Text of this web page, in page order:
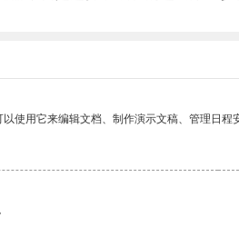
使用它来编辑文档、制作演示文稿、管理日程